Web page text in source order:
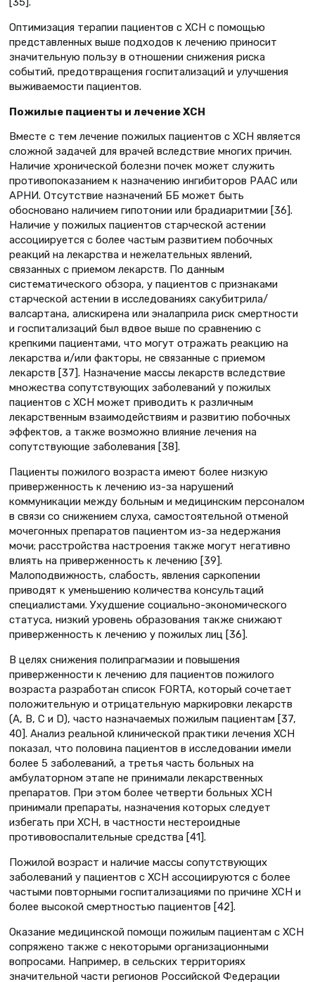
Оптимизация терапии пациентов с ХСН с помощью
представленных выше подходов к лечению приносит
значительную пользу в отношении снижения риска
событий, предотвращения госпитализаций и улучшения
выживаемости пациентов.
Пожилые пациенты и лечение ХСН
Вместе с тем лечение пожилых пациентов с ХСН является
сложной задачей для врачей вследствие многих причин.
Наличие хронической болезни почек может служить
противопоказанием к назначению ингибиторов РААС или
АРНИ. Отсутствие назначений ББ может быть
обосновано наличием гипотонии или брадиаритмии [36].
Наличие у пожилых пациентов старческой астении
ассоциируется с более частым развитием побочных
реакций на лекарства и нежелательных явлений,
связанных с приемом лекарств. По данным
систематического обзора, у пациентов с признаками
старческой астении в исследованиях сакубитрила/
валсартана, алискирена или эналаприла риск смертности
и госпитализаций был вдвое выше по сравнению с
крепкими пациентами, что могут отражать реакцию на
лекарства и/или факторы, не связанные с приемом
лекарств [37]. Назначение массы лекарств вследствие
множества сопутствующих заболеваний у пожилых
пациентов с ХСН может приводить к различным
лекарственным взаимодействиям и развитию побочных
эффектов, а также возможно влияние лечения на
сопутствующие заболевания [38].
Пациенты пожилого возраста имеют более низкую
приверженность к лечению из-за нарушений
коммуникации между больным и медицинским персоналом
в связи со снижением слуха, самостоятельной отменой
мочегонных препаратов пациентом из-за недержания
мочи; расстройства настроения также могут негативно
влиять на приверженность к лечению [39].
Малоподвижность, слабость, явления саркопении
приводят к уменьшению количества консультаций
специалистами. Ухудшение социально-экономического
статуса, низкий уровень образования также снижают
приверженность к лечению у пожилых лиц [36].
В целях снижения полипрагмазии и повышения
приверженности к лечению для пациентов пожилого
возраста разработан список FORTA, который сочетает
положительную и отрицательную маркировки лекарств
(A, B, C и D), часто назначаемых пожилым пациентам [37,
40]. Анализ реальной клинической практики лечения ХСН
показал, что половина пациентов в исследовании имели
более 5 заболеваний, а третья часть больных на
амбулаторном этапе не принимали лекарственных
препаратов. При этом более четверти больных ХСН
принимали препараты, назначения которых следует
избегать при ХСН, в частности нестероидные
противовоспалительные средства [41].
Пожилой возраст и наличие массы сопутствующих
заболеваний у пациентов с ХСН ассоциируются с более
частыми повторными госпитализациями по причине ХСН и
более высокой смертностью пациентов [42].
Оказание медицинской помощи пожилым пациентам с ХСН
сопряжено также с некоторыми организационными
вопросами. Например, в сельских территориях
значительной части регионов Российской Федерации